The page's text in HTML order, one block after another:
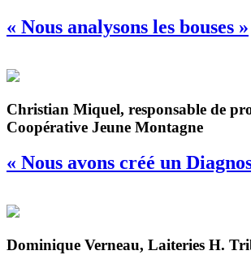
« Nous analysons les bouses »
Christian Miquel, responsable de
Coopérative Jeune Montagne
« Nous avons créé un
Dominique Verneau, Laiteries H.